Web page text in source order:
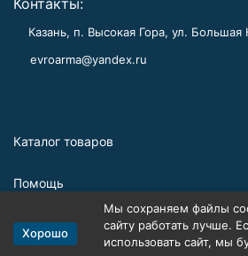
Контакты:
Казань, п. Высокая Гора, ул. Большая
evroarma@yandex.ru
Каталог товаров
Помощь
Информация
Хорошо
Мы сохраняем файлы
сайту работать лучше.
использовать сайт, мы